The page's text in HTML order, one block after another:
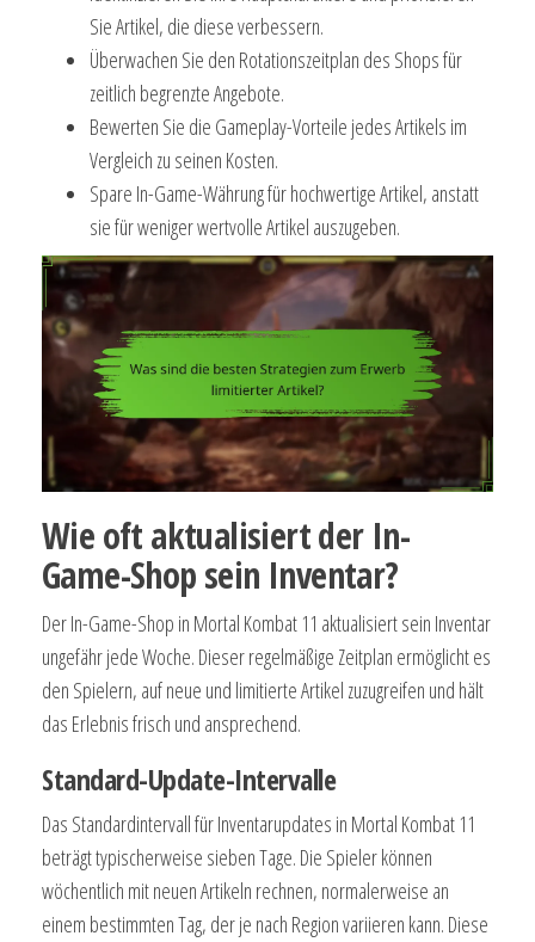
Sie Artikel, die diese verbessern.
Überwachen Sie den Rotationszeitplan des Shops für
zeitlich begrenzte Angebote.
Bewerten Sie die Gameplay-Vorteile jedes Artikels im
Vergleich zu seinen Kosten.
Spare In-Game-Währung für hochwertige Artikel, anstatt
sie für weniger wertvolle Artikel auszugeben.
Wie oft aktualisiert der In-
Game-Shop sein Inventar?
Der In-Game-Shop in Mortal Kombat 11 aktualisiert sein Inventar
ungefähr jede Woche. Dieser regelmäßige Zeitplan ermöglicht es
den Spielern, auf neue und limitierte Artikel zuzugreifen und hält
das Erlebnis frisch und ansprechend.
Standard-Update-Intervalle
Das Standardintervall für Inventarupdates in Mortal Kombat 11
beträgt typischerweise sieben Tage. Die Spieler können
wöchentlich mit neuen Artikeln rechnen, normalerweise an
einem bestimmten Tag, der je nach Region variieren kann. Diese